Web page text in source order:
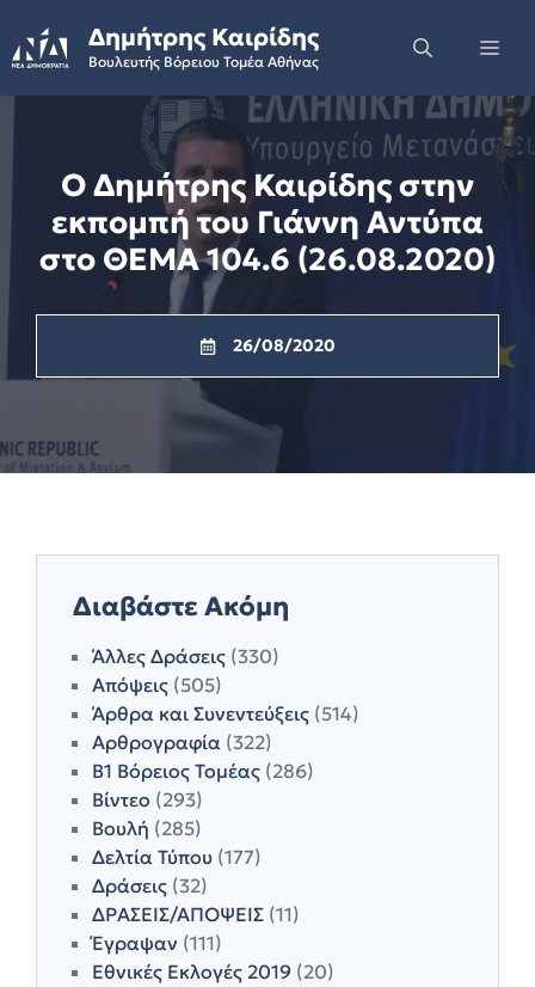
to
content
Δημήτρης Καιρίδης
Βουλευτής Βόρειου Τομέα Αθήνας
Ο Δημήτρης Καιρίδης στην
εκπομπή του Γιάννη Αντύπα
στο ΘΕΜΑ 104.6 (26.08.2020)
26/08/2020
Διαβάστε Ακόμη
Άλλες Δράσεις (330)
Απόψεις (505)
Άρθρα και Συνεντεύξεις (514)
Αρθρογραφία (322)
Β1 Βόρειος Τομέας (286)
Βίντεο (293)
Βουλή (285)
Δελτία Τύπου (177)
Δράσεις (32)
ΔΡΑΣΕΙΣ/ΑΠΟΨΕΙΣ (11)
Έγραψαν (111)
Εθνικές Εκλογές 2019 (20)